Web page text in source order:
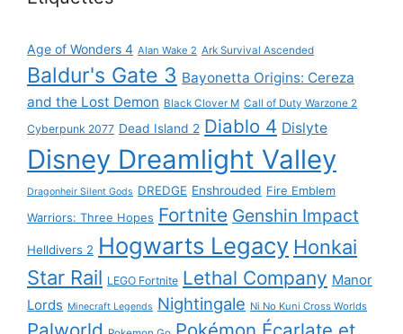
Age of Wonders 4 Alan Wake 2 Ark Survival Ascended
Baldur's Gate 3 Bayonetta Origins: Cereza
and the Lost Demon Black Clover M Call of Duty Warzone 2
Cyberpunk 2077 Dead Island 2 Diablo 4 Dislyte
Disney Dreamlight Valley
Dragonheir Silent Gods DREDGE Enshrouded Fire Emblem
Warriors: Three Hopes Fortnite Genshin Impact
Helldivers 2 Hogwarts Legacy Honkai
Star Rail LEGO Fortnite Lethal Company Manor
Lords Minecraft Legends Nightingale Ni No Kuni Cross Worlds